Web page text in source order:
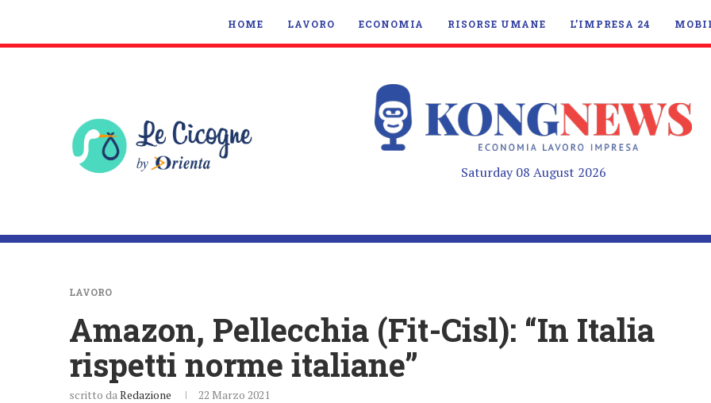
HOME LAVORO ECONOMIA RISORSE UMANE L’IMPRESA 24
Saturday 08 August 2026
LAVORO
Amazon, Pellecchia (Fit-Cisl): “In Italia
rispetti norme italiane”
scritto daRedazione 22 Marzo 2021